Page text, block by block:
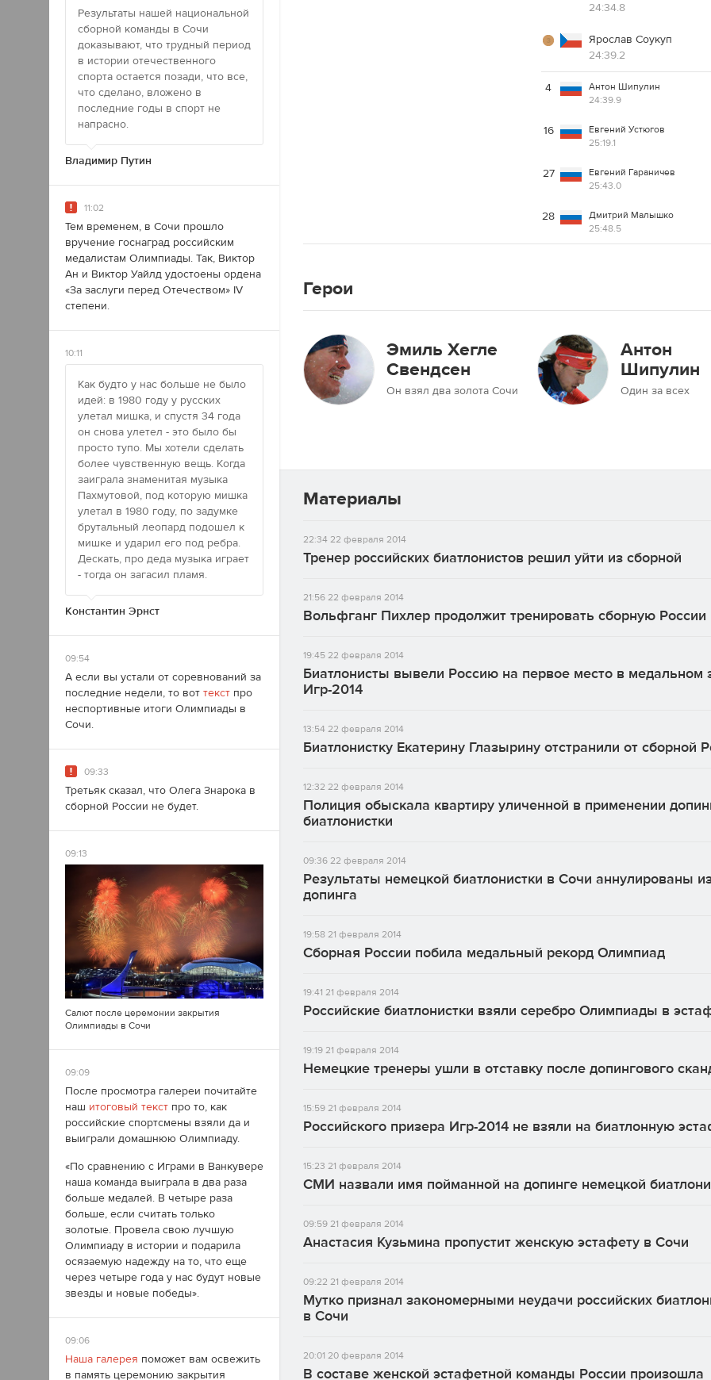
Результаты нашей национальной
сборной команды в Сочи
доказывают, что трудный период
в истории отечественного
спорта остается позади, что все,
что сделано, вложено в
последние годы в спорт не
напрасно.
Владимир Путин
11:02
Тем временем, в Сочи прошло
вручение госнаград российским
медалистам Олимпиады. Так, Виктор
Ан и Виктор Уайлд удостоены ордена
«За заслуги перед Отечеством» IV
степени.
10:11
Как будто у нас больше не было
идей: в 1980 году у русских
улетал мишка, и спустя 34 года
он снова улетел - это было бы
просто тупо. Мы хотели сделать
более чувственную вещь. Когда
заиграла знаменитая музыка
Пахмутовой, под которую мишка
улетал в 1980 году, по задумке
брутальный леопард подошел к
мишке и ударил его под ребра.
Дескать, про деда музыка играет
- тогда он загасил пламя.
Константин Эрнст
09:54
А если вы устали от соревнований за
последние недели, то вот текст про
неспортивные итоги Олимпиады в
Сочи.
09:33
Третьяк сказал, что Олега Знарока в
сборной России не будет.
09:13
Салют после церемонии закрытия
Олимпиады в Сочи
09:09
После просмотра галереи почитайте
наш итоговый текст про то, как
российские спортсмены взяли да и
выиграли домашнюю Олимпиаду.
«По сравнению с Играми в Ванкувере
наша команда выиграла в два раза
больше медалей. В четыре раза
больше, если считать только
золотые. Провела свою лучшую
Олимпиаду в истории и подарила
осязаемую надежду на то, что еще
через четыре года у нас будут новые
звезды и новые победы».
09:06
Наша галерея поможет вам освежить
в память церемонию закрытия
24:34.8
Ярослав Соукуп
24:39.2
4
Антон Шипулин
24:39.9
16
Евгений Устюгов
25:19.1
27
Евгений Гараничев
25:43.0
28
Дмитрий Малышко
25:48.5
Герои
Эмиль Хегле
Свендсен
Он взял два золота Сочи
Антон
Шипулин
Один за всех
Материалы
22:3422 февраля 2014
Тренер российских биатлонистов решил уйти из сборной
21:5622 февраля 2014
Вольфганг Пихлер продолжит тренировать сборную России
19:4522 февраля 2014
Биатлонисты вывели Россию на первое место в медальном
Игр-2014
13:5422 февраля 2014
Биатлонистку Екатерину Глазырину отстранили от сборной
12:32 22 февраля 2014
Полиция обыскала квартиру уличенной в применении
биатлонистки
09:3622 февраля 2014
Результаты немецкой биатлонистки в Сочи аннулированы
допинга
19:58 21 февраля 2014
Сборная России побила медальный рекорд Олимпиад
19:41 21 февраля 2014
Российские биатлонистки взяли серебро Олимпиады в
19:1921 февраля 2014
Немецкие тренеры ушли в отставку после допингового
15:5921 февраля 2014
Российского призера Игр-2014 не взяли на биатлонную
15:23 21 февраля 2014
СМИ назвали имя пойманной на допинге немецкой
09:5921 февраля 2014
Анастасия Кузьмина пропустит женскую эстафету в Сочи
09:22 21 февраля 2014
Мутко признал закономерными неудачи российских
в Сочи
20:01 20 февраля 2014
В составе женской эстафетной команды России произошла